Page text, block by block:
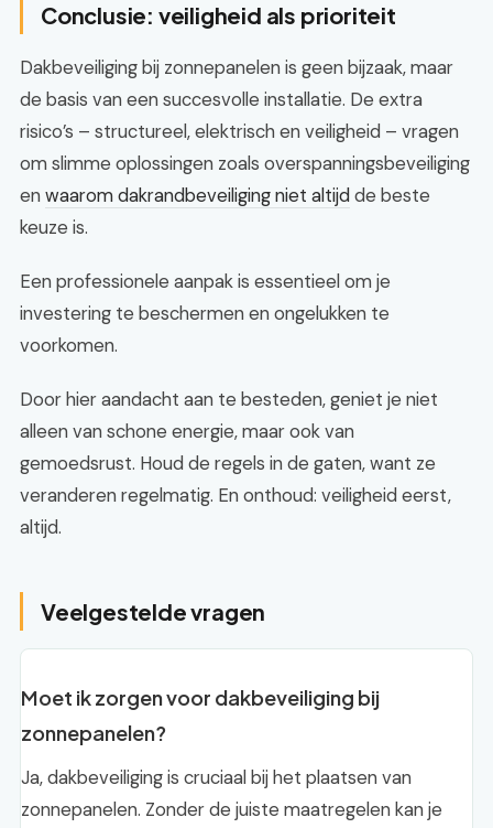
Conclusie: veiligheid als prioriteit
Dakbeveiliging bij zonnepanelen is geen bijzaak, maar
de basis van een succesvolle installatie. De extra
risico’s – structureel, elektrisch en veiligheid – vragen
om slimme oplossingen zoals overspanningsbeveiliging
enwaarom dakrandbeveiliging niet altijdde beste
keuze is.
Een professionele aanpak is essentieel om je
investering te beschermen en ongelukken te
voorkomen.
Door hier aandacht aan te besteden, geniet je niet
alleen van schone energie, maar ook van
gemoedsrust. Houd de regels in de gaten, want ze
veranderen regelmatig. En onthoud: veiligheid eerst,
altijd.
Veelgestelde vragen
Moet ik zorgen voor dakbeveiliging bij
zonnepanelen?
Ja, dakbeveiliging is cruciaal bij het plaatsen van
zonnepanelen. Zonder de juiste maatregelen kan je